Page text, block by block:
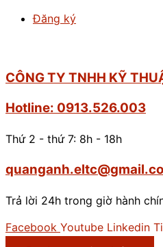
Đăng ký
CÔNG TY TNHH KỸ
Hotline: 0913.526.003
Thứ 2 - thứ 7: 8h - 18h
Trả lời 24h trong giờ hành
Facebook Youtube Linkedin